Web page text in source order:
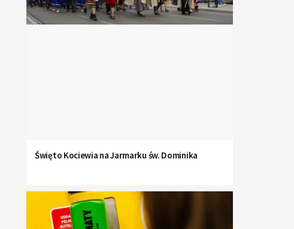
Święto Kociewia na Jarmarku św. Dominika